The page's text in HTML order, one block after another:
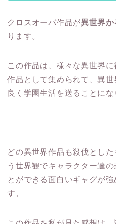
クロスオーバ作品が異世界か
ります。
この作品は、様々な異世界
作品として集められて、異
良く学園生活を送ることにな
どの異世界作品も殺伐とし
う世界観でキャラクター達
とができる面白いギャグが
す。